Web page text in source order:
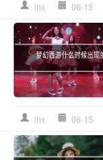
lhx 06-15
lhx 06-15